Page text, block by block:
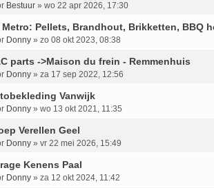
Bestuur » wo 22 apr 2026, 17:30
Metro: Pellets, Brandhout, Brikketten, BBQ
Donny » zo 08 okt 2023, 08:38
parts ->Maison du frein - Remmenhuis
Donny » za 17 sep 2022, 12:56
Vanwijk
Donny » wo 13 okt 2021, 11:35
Verellen Geel
Donny » vr 22 mei 2026, 15:49
Kenens Paal
Donny » za 12 okt 2024, 11:42